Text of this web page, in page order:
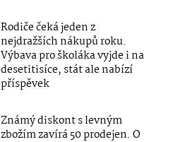
Rodiče čeká jeden z
nejdražších nákupů roku.
Výbava pro školáka vyjde i na
desetitisíce, stát ale nabízí
příspěvek
Známý diskont s levným
zbožím zavírá 50 prodejen. O